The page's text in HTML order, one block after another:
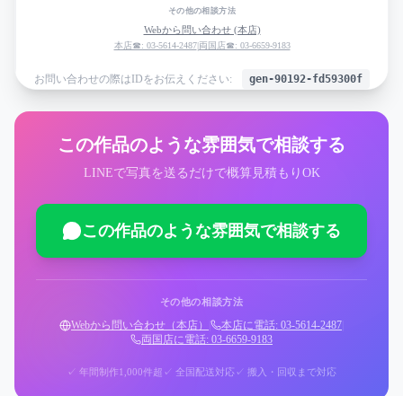
その他の相談方法
Webから問い合わせ (本店)
本店☎: 03-5614-2487|両国店☎: 03-6659-9183
お問い合わせの際はIDをお伝えください: gen-90192-fd59300f
この作品のような雰囲気で相談する
LINEで写真を送るだけで概算見積もりOK
この作品のような雰囲気で相談する
その他の相談方法
Webから問い合わせ（本店） 本店に電話: 03-5614-2487
両国店に電話: 03-6659-9183
✓ 年間制作1,000件超 ✓ 全国配送対応 ✓ 搬入・回収まで対応